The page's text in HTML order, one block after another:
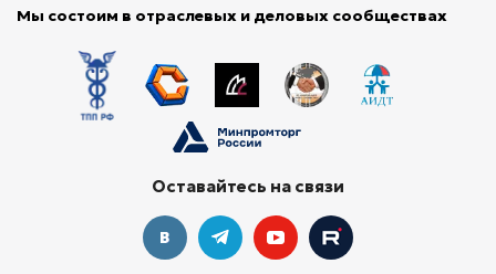
Мы состоим в отраслевых и деловых сообществах
Оставайтесь на связи